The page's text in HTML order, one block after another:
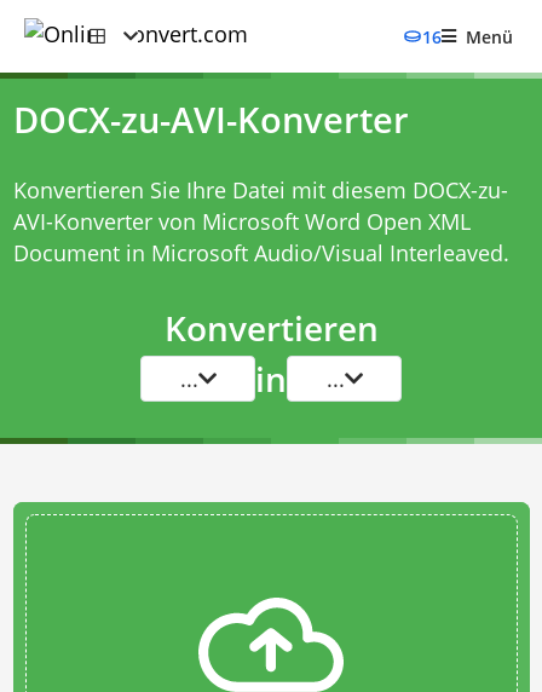
16 Menü
DOCX-zu-AVI-Konverter
Konvertieren Sie Ihre Datei mit diesem DOCX-zu-
AVI-Konvertervon Microsoft Word Open XML
Document in Microsoft Audio/Visual Interleaved.
Konvertieren
... in ...